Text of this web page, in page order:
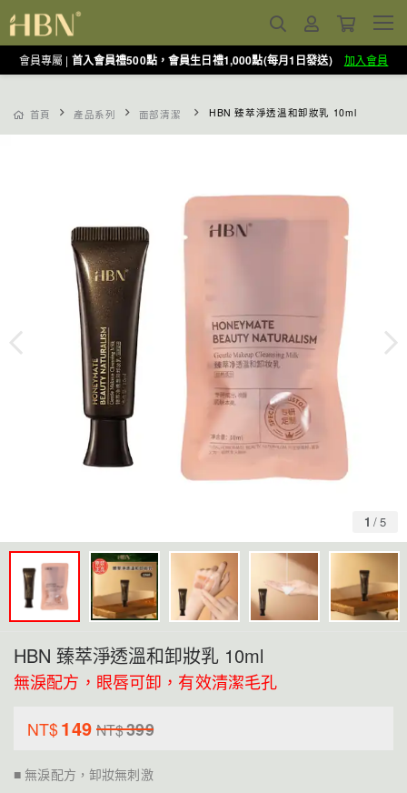
會員專屬 | 首入會員禮500點，會員生日禮1,000點(每月1日發送) 加入會員
首頁 產品系列 面部清潔 HBN 臻萃淨透溫和卸妝乳 10ml
1 /5
HBN 臻萃淨透溫和卸妝乳 10ml
無淚配方，眼唇可卸，有效清潔毛孔
NT$149 NT$399
■ 無淚配方，卸妝無刺激